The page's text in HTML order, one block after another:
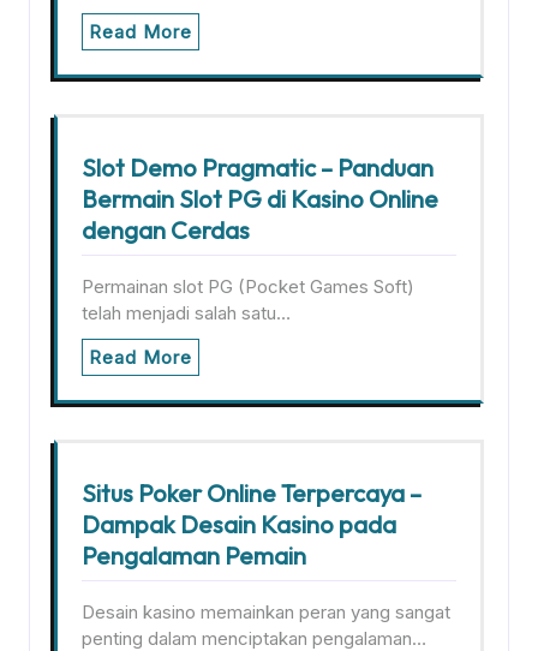
Read More
Slot Demo Pragmatic – Panduan
Bermain Slot PG di Kasino Online
dengan Cerdas
Permainan slot PG (Pocket Games Soft)
telah menjadi salah satu…
Read More
Situs Poker Online Terpercaya –
Dampak Desain Kasino pada
Pengalaman Pemain
Desain kasino memainkan peran yang sangat
penting dalam menciptakan pengalaman…